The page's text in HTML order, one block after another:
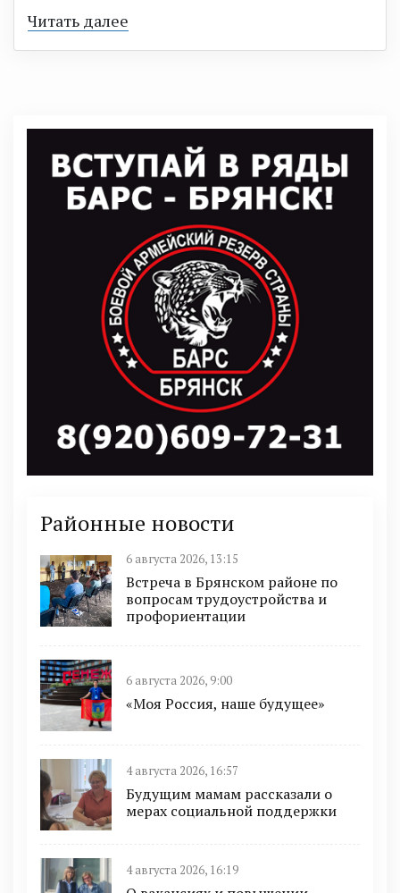
Читать далее
Районные новости
6 августа 2026, 13:15
Встреча в Брянском районе по
вопросам трудоустройства и
профориентации
6 августа 2026, 9:00
«Моя Россия, наше будущее»
4 августа 2026, 16:57
Будущим мамам рассказали о
мерах социальной поддержки
4 августа 2026, 16:19